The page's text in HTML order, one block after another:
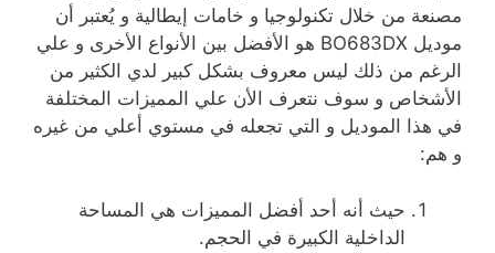
مصنعة من خلال تكنولوجيا و خامات إيطالية و يُعتبر أن
موديل BO683DX هو الأفضل بين الأنواع الأخرى و علي
الرغم من ذلك ليس معروف بشكل كبير لدي الكثير من
الأشخاص و سوف نتعرف الأن علي المميزات المختلفة
في هذا الموديل و التي تجعله في مستوي أعلي من غيره
و هم:
حيث أنه أحد أفضل المميزات هي المساحة
الداخلية الكبيرة في الحجم.